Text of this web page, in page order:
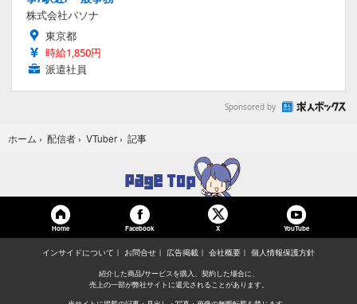
株式会社パソナ
東京都
時給1,850円
派遣社員
Sponsored by
ホーム › 配信者 › VTuber › 記事
Home Facebook X YouTube
インサイドについて お問合せ 広告掲載 会社概要 個人情報保護方針
紹介した商品/サービスを購入、契約した場合に、
売上の一部が弊社サイトに還元されることがあります。